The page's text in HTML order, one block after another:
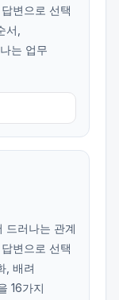
변으로 선택
,
는 업무
드러나는 관계
변으로 선택
, 배려
16가지